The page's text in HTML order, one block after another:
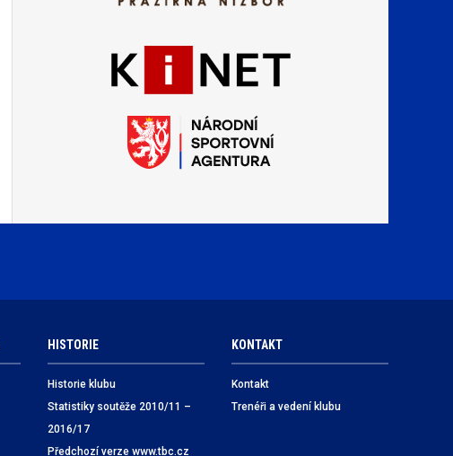
HISTORIE
Historie klubu
Statistiky soutěže 2010/11 –
2016/17
Předchozí verze www.tbc.cz
KONTAKT
Kontakt
Trenéři a vedení klubu